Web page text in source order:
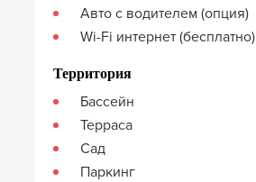
Авто с водителем (опция)
Wi-Fi интернет (бесплатно)
Территория
Бассейн
Терраса
Сад
Паркинг